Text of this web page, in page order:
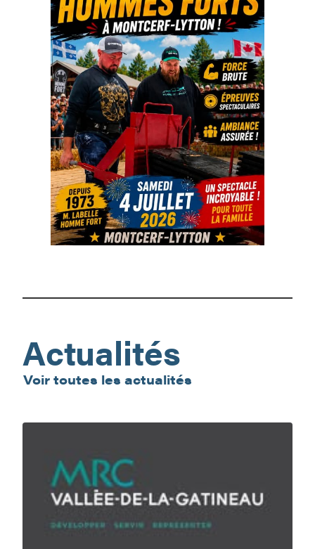
Actualités
Voir toutes les actualités
En
sécurité,
responsabilité